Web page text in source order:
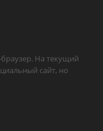
На текущий
сайт, но